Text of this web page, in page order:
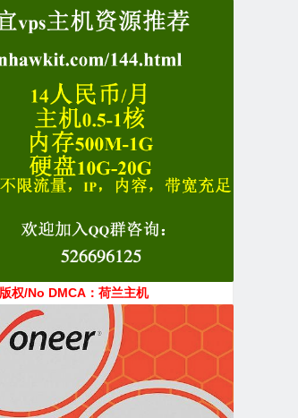
权/No DMCA：荷兰主机